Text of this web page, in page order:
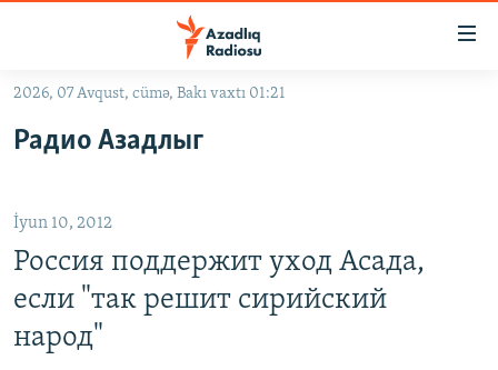
Əsas
qayıt
qayıt
Axtarışa
#İZAHLA
#ƏSLINDƏ
QANUNI DOĞRU
ARAŞDIRMA
2026, 07 Avqust, cümə, Bakı vaxtı 01:21
Радио Азадлыг
İyun 10, 2012
Россия поддержит уход Асада,
если "так решит сирийский
народ"